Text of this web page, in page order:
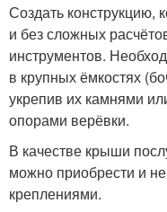
Создать конструкцию,
и без сложных
инструментов.
в крупных ёмкостях
укрепив их камнями
опорами верёвки.
В качестве крыши
можно приобрести и
креплениями.